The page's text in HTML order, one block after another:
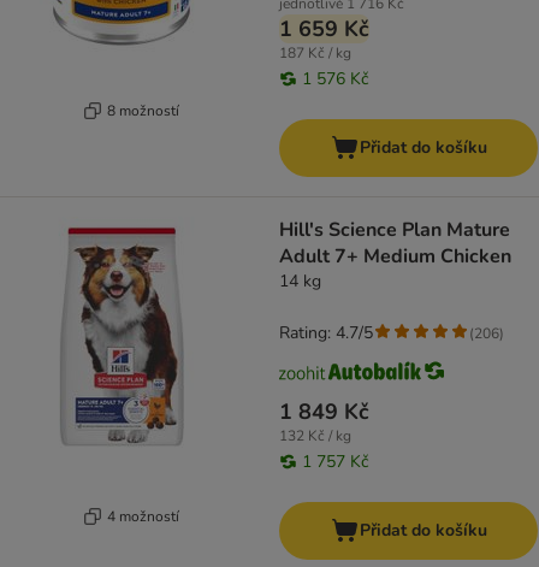
8 možností
1 659 Kč
187 Kč / kg
1 576 Kč
Přidat do košíku
4 možností
Hill's Science Plan Mature
Adult 7+ Medium Chicken
14 kg
1 849 Kč
132 Kč / kg
1 757 Kč
Rating: 4.7/5 (206)
Přidat do košíku